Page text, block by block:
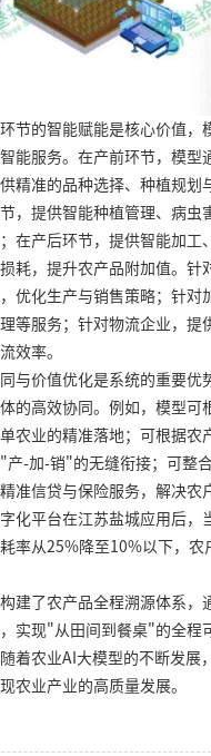
节的智能赋能是核心价值
能服务。在产前环节，模型
精准的品种选择、种植规划
，提供智能种植管理、病
在产后环节，提供智能加工
耗，提升农产品附加值。针
优化生产与销售策略；针
等服务；针对物流企业，
效率。
与价值优化是系统的重要
体的高效协同。例如，模型
农业的精准落地；可根据
产-加-销"的无缝衔接；可整
准信贷与保险服务，解决农
化平台在江苏盐城应用后，
率从25%降至10%以下，
建了农产品全程溯源体系，
实现"从田间到餐桌"的全程
着农业AI大模型的不断发展
农业产业的高质量发展。